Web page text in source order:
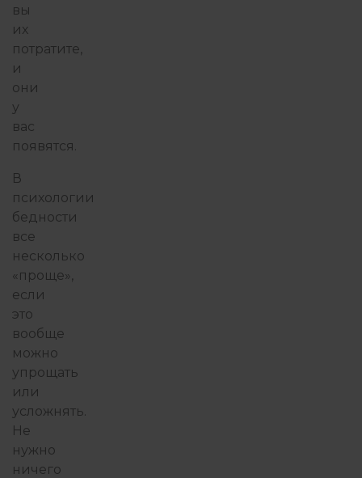
вы
их
потратите,
и
они
у
вас
появятся.
В
психологии
бедности
все
несколько
«проще»,
если
это
вообще
можно
упрощать
или
усложнять.
Не
нужно
ничего